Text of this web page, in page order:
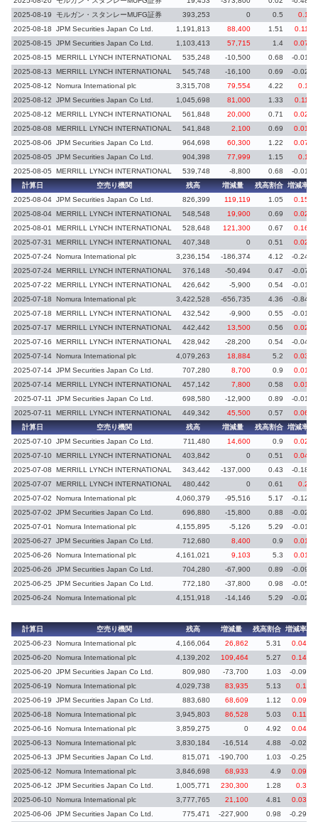
2025-08-19 モルガン・スタンレーMUFG証券 393,253 0 0.5 0.1
2025-08-18 JPM Securities Japan Co Ltd. 1,191,813 88,400 1.51
0.11
2025-08-15
JPM Securities Japan Co Ltd. 1,103,413 57,715 1.4
0.07
2025-08-15
MERRILL LYNCH INTERNATIONAL 535,248 -10,500 0.68
-0.01
2025-08-13
MERRILL LYNCH INTERNATIONAL 545,748 -16,100 0.69
-0.02
2025-08-12
Nomura International plc 3,315,708 79,554 4.22
0.1
2025-08-12
JPM Securities Japan Co Ltd. 1,045,698 81,000 1.33
0.11
2025-08-12
MERRILL LYNCH INTERNATIONAL 561,848 20,000 0.71
0.02
2025-08-08
MERRILL LYNCH INTERNATIONAL 541,848 2,100 0.69
0.01
2025-08-06
JPM Securities Japan Co Ltd. 964,698 60,300 1.22
0.07
2025-08-05
JPM Securities Japan Co Ltd. 904,398 77,999 1.15
0.1
2025-08-05
MERRILL LYNCH INTERNATIONAL 539,748 -8,800 0.68
-0.01
計算日
空売り機関 残高 増減量 残高割合 増減率
2025-08-04 JPM Securities Japan Co Ltd. 826,399 119,119 1.05
0.15
2025-08-04 MERRILL LYNCH INTERNATIONAL 548,548 19,900 0.69
0.02
2025-08-01
MERRILL LYNCH INTERNATIONAL 528,648 121,300 0.67
0.16
2025-07-31
MERRILL LYNCH INTERNATIONAL 407,348 0 0.51 0.02
2025-07-24 Nomura International plc 3,236,154 -186,374 4.12
-0.24
2025-07-24 MERRILL LYNCH INTERNATIONAL 376,148 -50,494 0.47 -0.07
2025-07-22 MERRILL LYNCH INTERNATIONAL 426,642 -5,900 0.54
-0.01
2025-07-18
Nomura International plc 3,422,528 -656,735 4.36
-0.84
2025-07-18
MERRILL LYNCH INTERNATIONAL 432,542 -9,900 0.55
-0.01
2025-07-17
MERRILL LYNCH INTERNATIONAL 442,442 13,500 0.56
0.02
2025-07-16
MERRILL LYNCH INTERNATIONAL 428,942 -28,200 0.54
-0.04
2025-07-14 Nomura International plc 4,079,263 18,884 5.2
0.03
2025-07-14 JPM Securities Japan Co Ltd. 707,280 8,700 0.9
0.01
2025-07-14 MERRILL LYNCH INTERNATIONAL 457,142 7,800 0.58
0.01
2025-07-11
JPM Securities Japan Co Ltd. 698,580 -12,900 0.89
-0.01
2025-07-11
MERRILL LYNCH INTERNATIONAL 449,342 45,500 0.57
0.06
計算日
空売り機関 残高 増減量 残高割合 増減率
2025-07-10 JPM Securities Japan Co Ltd. 711,480 14,600 0.9
0.02
2025-07-10 MERRILL LYNCH INTERNATIONAL 403,842 0 0.51 0.04
2025-07-08 MERRILL LYNCH INTERNATIONAL 343,442 -137,000 0.43 -0.18
2025-07-07 MERRILL LYNCH INTERNATIONAL 480,442 0 0.61 0.2
2025-07-02 Nomura International plc 4,060,379 -95,516 5.17
-0.12
2025-07-02
JPM Securities Japan Co Ltd. 696,880 -15,800 0.88
-0.02
2025-07-01
Nomura International plc 4,155,895 -5,126 5.29
-0.01
2025-06-27
JPM Securities Japan Co Ltd. 712,680 8,400 0.9
0.01
2025-06-26
Nomura International plc 4,161,021 9,103 5.3
0.01
2025-06-26
JPM Securities Japan Co Ltd. 704,280 -67,900 0.89
-0.09
2025-06-25
JPM Securities Japan Co Ltd. 772,180 -37,800 0.98
-0.05
2025-06-24 Nomura International plc 4,151,918 -14,146 5.29 -0.02
計算日 空売り機関 残高 増減量 残高割合 増減率
2025-06-23
Nomura International plc 4,166,064 26,862 5.31
0.04
2025-06-20 Nomura International plc 4,139,202 109,464 5.27
0.14
2025-06-20 JPM Securities Japan Co Ltd. 809,980 -73,700 1.03
-0.09
2025-06-19
Nomura International plc 4,029,738 83,935 5.13
0.1
2025-06-19
JPM Securities Japan Co Ltd. 883,680 68,609 1.12
0.09
2025-06-18
Nomura International plc 3,945,803 86,528 5.03
0.11
2025-06-16
Nomura International plc 3,859,275 0 4.92
0.04
2025-06-13
Nomura International plc 3,830,184 -16,514 4.88
-0.02
2025-06-13
JPM Securities Japan Co Ltd. 815,071 -190,700 1.03
-0.25
2025-06-12
Nomura International plc 3,846,698 68,933 4.9
0.09
2025-06-12
JPM Securities Japan Co Ltd. 1,005,771 230,300 1.28
0.3
2025-06-10 Nomura International plc 3,777,765 21,100 4.81
0.03
2025-06-06
JPM Securities Japan Co Ltd. 775,471 -227,900 0.98
-0.29